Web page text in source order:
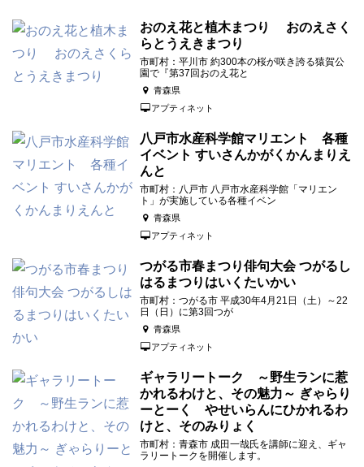
おのえ花と植木まつり おのえさく
らとうえきまつり
市町村：平川市 約300本の桜が咲き誇る猿賀公
園で『第37回おのえ花と
青森県
アプティネット
八戸市水産科学館マリエント 各種
イベント すいさんかがくかんまりえ
んと
市町村：八戸市 八戸市水産科学館「マリエン
ト」が実施している各種イベン
青森県
アプティネット
つがる市春まつり俳句大会 つがるし
はるまつりはいくたいかい
市町村：つがる市 平成30年4月21日（土）～22
日（日）に第3回つが
青森県
アプティネット
ギャラリートーク ～野生ランに惹
かれるわけと、その魅力～ ぎゃらり
ーとーく やせいらんにひかれるわ
けと、そのみりょく
市町村：青森市 成田一哉氏を講師に迎え、ギャ
ラリートークを開催します。